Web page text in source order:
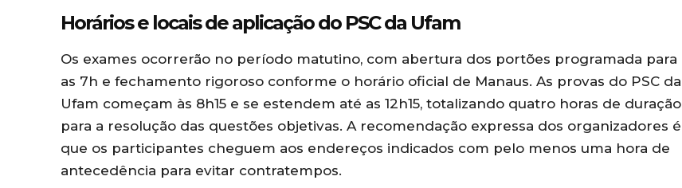
Horários e locais de aplicação do PSC da Ufam
Os exames ocorrerão no período matutino, com abertura dos portões programada para
as 7h e fechamento rigoroso conforme o horário oficial de Manaus. As provas do PSC da
Ufam começam às 8h15 e se estendem até as 12h15, totalizando quatro horas de duração
para a resolução das questões objetivas. A recomendação expressa dos organizadores é
que os participantes cheguem aos endereços indicados com pelo menos uma hora de
antecedência para evitar contratempos.